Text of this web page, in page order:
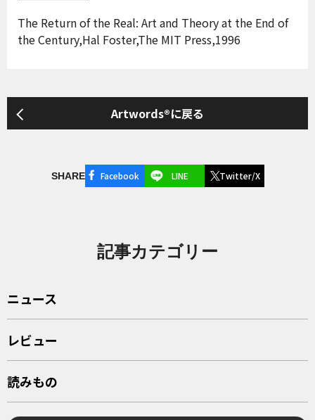
The Return of the Real: Art and Theory at the End of
the Century,Hal Foster,The MIT Press,1996
Artwords®に戻る
SHARE Facebook LINE Twitter/X
記事カテゴリー
ニュース
レビュー
読みもの